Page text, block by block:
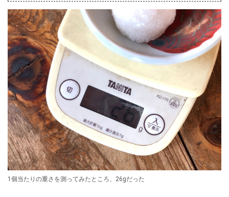
1個当たりの重さを測ってみたところ、26gだった